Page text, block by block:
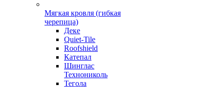
Мягкая кровля (гибкая
черепица)
Деке
Quiet-Tile
Roofshield
Катепал
Шинглас
Технониколь
Тегола